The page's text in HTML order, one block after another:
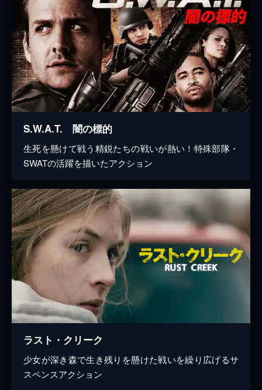
S.W.A.T. 闇の標的
生死を懸けて戦う精鋭たちの戦いが熱い！特殊部隊・
SWATの活躍を描いたアクション
ラスト・クリーク
少女が深き森で生き残りを懸けた戦いを繰り広げるサ
スペンスアクション